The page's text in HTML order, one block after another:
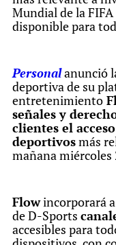
Mundial de la
disponible para
Personalanunció
deportiva de su
entretenimiento
señales y
clientes el
deportivosmás
mañana miércoles
Flowincorporará
de D-Sports
accesibles para